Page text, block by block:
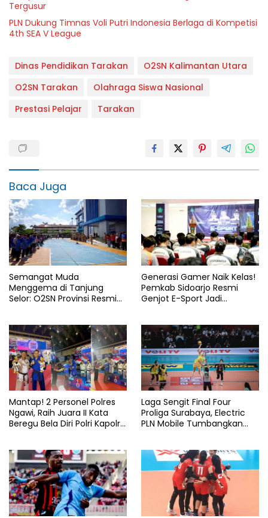
Tergusur
PLN Dukung Timnas Voli Putri Indonesia Berlaga di Kompetisi
4th SEA V League
Dinas Pendidikan Tarakan
O2SN Kalimantan Utara
O2SN Tarakan
Olahraga Siswa Nasional
Prestasi Pelajar
Tarakan
Baca Juga
Semangat Muda
Menggema di Tanjung
Selor: O2SN Provinsi Resmi
Generasi Gamer Naik Kelas!
Pemkab Sidoarjo Resmi
Genjot E-Sport Jadi
Mantap! 2 Personel Polres
Ngawi, Raih Juara II Kata
Beregu Bela Diri Polri Kapolri
Laga Sengit Final Four
Proliga Surabaya, Electric
PLN Mobile Tumbangkan